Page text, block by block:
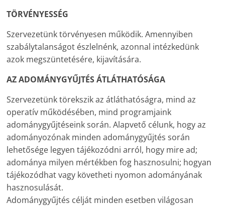
TÖRVÉNYESSÉG
Szervezetünk törvényesen működik. Amennyiben
szabálytalanságot észlelnénk, azonnal intézkedünk
azok megszüntetésére, kijavítására.
AZ ADOMÁNYGYŰJTÉS ÁTLÁTHATÓSÁGA
Szervezetünk törekszik az átláthatóságra, mind az
operatív működésében, mind programjaink
adománygyűjtéseink során. Alapvető célunk, hogy az
adományozónak minden adománygyűjtés során
lehetősége legyen tájékozódni arról, hogy mire ad;
adománya milyen mértékben fog hasznosulni; hogyan
tájékozódhat vagy követheti nyomon adományának
hasznosulását.
Adománygyűjtés célját minden esetben világosan